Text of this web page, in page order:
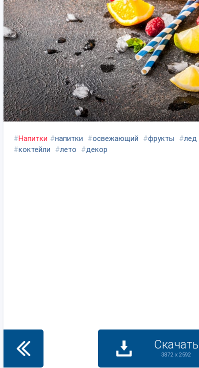
#Напитки #напитки #освежающий #фрукты #лед
#коктейли #лето #декор
Скачать
3872 x 2592